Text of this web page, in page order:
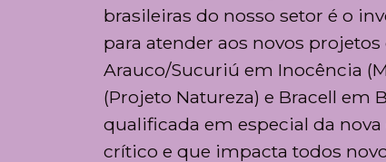
brasileiras do nosso setor é o
para atender aos novos
Arauco/Sucuriú em Inocência
(Projeto Natureza) e Bracell em
qualificada em especial da
crítico e que impacta todos